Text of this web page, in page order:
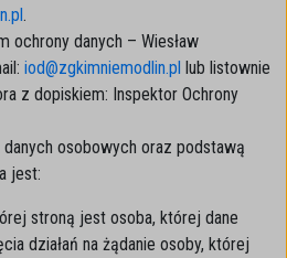
.
ochrony danych – Wiesław
iod@zgkimniemodlin.pl lub listownie
z dopiskiem: Inspektor Ochrony
osobowych oraz podstawą
jest:
stroną jest osoba, której dane
działań na żądanie osoby, której